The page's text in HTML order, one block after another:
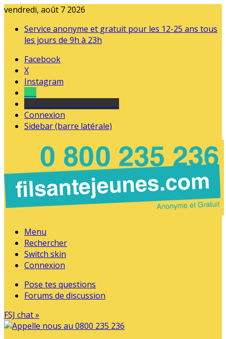
vendredi, août 7 2026
Service anonyme et gratuit pour les 12-25 ans tous
les jours de 9h à 23h
Facebook
X
Instagram
Connexion
Sidebar (barre latérale)
Menu
Rechercher
Switch skin
Connexion
Pose tes questions
Forums de discussion
FSJ chat »